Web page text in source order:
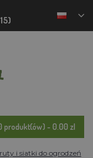
produkt(ów) - 0.00 zl
i siatki do ogrodzeń